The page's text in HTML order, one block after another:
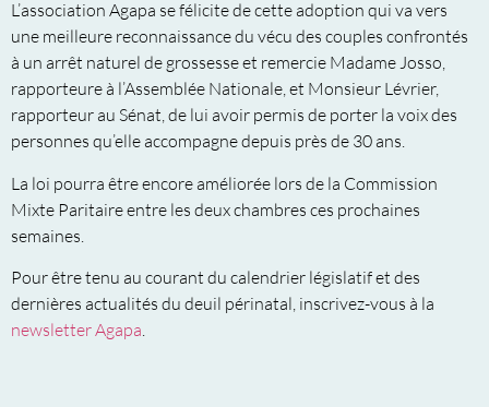
L’association Agapa se félicite de cette adoption qui va vers
une meilleure reconnaissance du vécu des couples confrontés
à un arrêt naturel de grossesse et remercie Madame Josso,
rapporteure à l’Assemblée Nationale, et Monsieur Lévrier,
rapporteur au Sénat, de lui avoir permis de porter la voix des
personnes qu’elle accompagne depuis près de 30 ans.
La loi pourra être encore améliorée lors de la Commission
Mixte Paritaireentre les deux chambres ces prochaines
semaines.
Pour être tenu au courant du calendrier législatif et des
dernières actualités du deuil périnatal, inscrivez-vous à la
newsletter Agapa